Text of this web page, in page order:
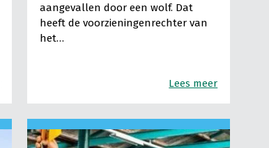
aangevallen door een wolf. Dat
heeft de voorzieningenrechter van
het…
Lees meer